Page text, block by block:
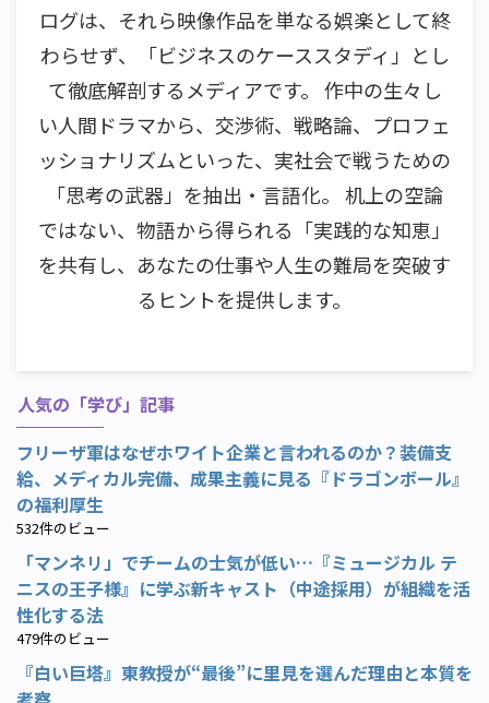
ログは、それら映像作品を単なる娯楽として終
わらせず、「ビジネスのケーススタディ」とし
て徹底解剖するメディアです。 作中の生々し
い人間ドラマから、交渉術、戦略論、プロフェ
ッショナリズムといった、実社会で戦うための
「思考の武器」を抽出・言語化。 机上の空論
ではない、物語から得られる「実践的な知恵」
を共有し、あなたの仕事や人生の難局を突破す
るヒントを提供します。
人気の「学び」記事
フリーザ軍はなぜホワイト企業と言われるのか？装備支
給、メディカル完備、成果主義に見る『ドラゴンボール』
の福利厚生
532件のビュー
「マンネリ」でチームの士気が低い…『ミュージカル テ
ニスの王子様』に学ぶ新キャスト（中途採用）が組織を活
性化する法
479件のビュー
『白い巨塔』東教授が“最後”に里見を選んだ理由と本質を